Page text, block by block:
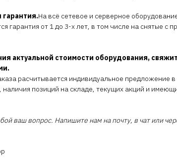
На всё сетевое и серверное
гарантия от 1 до 3-х лет, в том числе на снятые с
актуальной стоимости оборудования,
расчитывается индивидуальное предложение в
наличия позиций на складе, текущих акций и
ваш вопрос. Напишите нам на почту, в чат или